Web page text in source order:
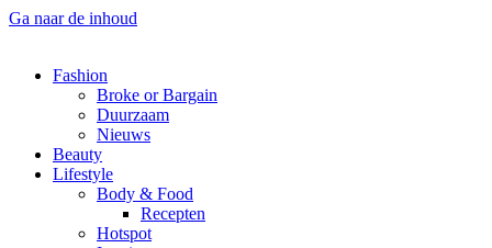
Ga naar de inhoud
Fashion
Broke or Bargain
Duurzaam
Nieuws
Beauty
Lifestyle
Body & Food
Recepten
Hotspot